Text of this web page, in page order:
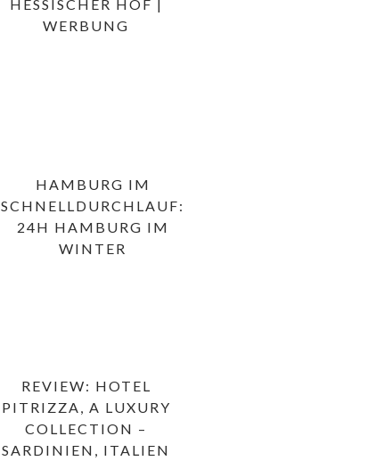
HESSISCHER HOF |
WERBUNG
HAMBURG IM
SCHNELLDURCHLAUF:
24H HAMBURG IM
WINTER
REVIEW: HOTEL
PITRIZZA, A LUXURY
COLLECTION –
SARDINIEN, ITALIEN